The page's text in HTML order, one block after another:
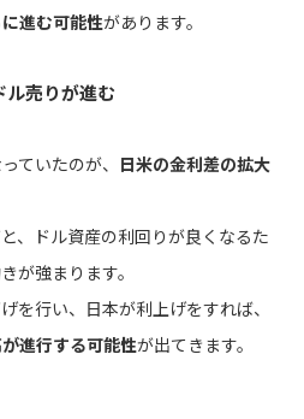
進む可能性があります。
ル売りが進む
ていたのが、 日米の金利差の拡大
、ドル資産の利回りが良くなるた
が強まります。
を行い、日本が利上げをすれば、
進行する可能性が出てきます。